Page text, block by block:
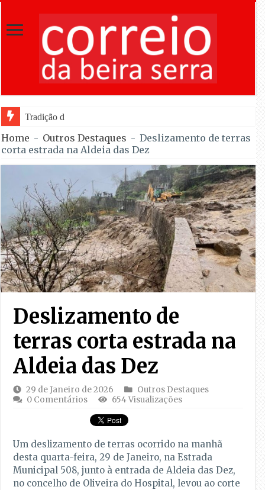
Tradição do “Solteiros vs Casados” regr
Home - Outros Destaques - Deslizamento de terras
corta estrada na Aldeia das Dez
Deslizamento de
terras corta estrada na
Aldeia das Dez
29 de Janeiro de 2026
Outros Destaques
0 Comentários
654 Visualizações
Um deslizamento de terras ocorrido na manhã
desta quarta-feira, 29 de Janeiro, na Estrada
Municipal 508, junto à entrada de Aldeia das Dez,
no concelho de Oliveira do Hospital, levou ao corte